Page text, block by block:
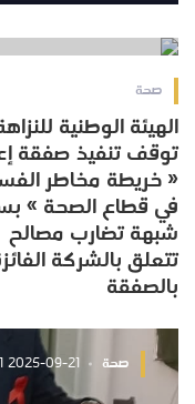
2025-10-17 11:11:21
صحة
الهيئة الوطنية
توقف تنفيذ صفقة
« خريطة مخاطر
في قطاع الصحة »
شبهة تضارب مصالح
تتعلق بالشركة
بالصفقة
صحة 2025-09-21 14:29:11